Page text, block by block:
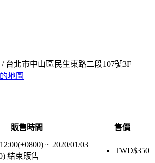
台北市中山區民生東路二段107號3F
地圖
販售時間
售價
~ 2020/01/03
結束販售
TWD$350